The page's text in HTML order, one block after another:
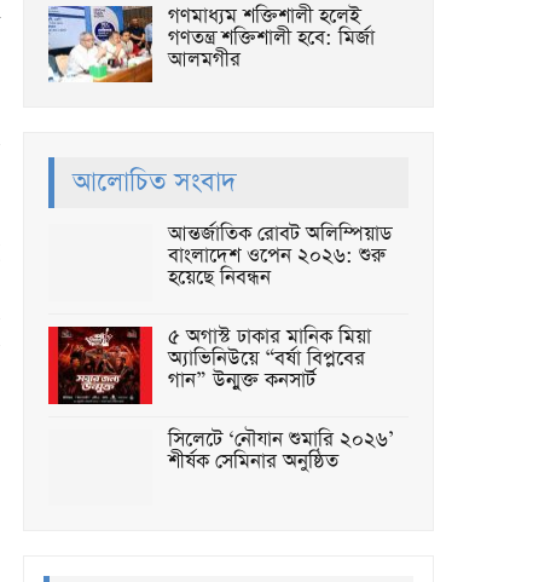
গণমাধ্যম শক্তিশালী হলেই
গণতন্ত্র শক্তিশালী হবে: মির্জা
আলমগীর
আলোচিত সংবাদ
আন্তর্জাতিক রোবট অলিম্পিয়াড
বাংলাদেশ ওপেন ২০২৬: শুরু
হয়েছে নিবন্ধন
৫ অগাস্ট ঢাকার মানিক মিয়া
অ্যাভিনিউয়ে “বর্ষা বিপ্লবের
গান” উন্মুক্ত কনসার্ট
সিলেটে ‘নৌযান শুমারি ২০২৬’
শীর্ষক সেমিনার অনুষ্ঠিত